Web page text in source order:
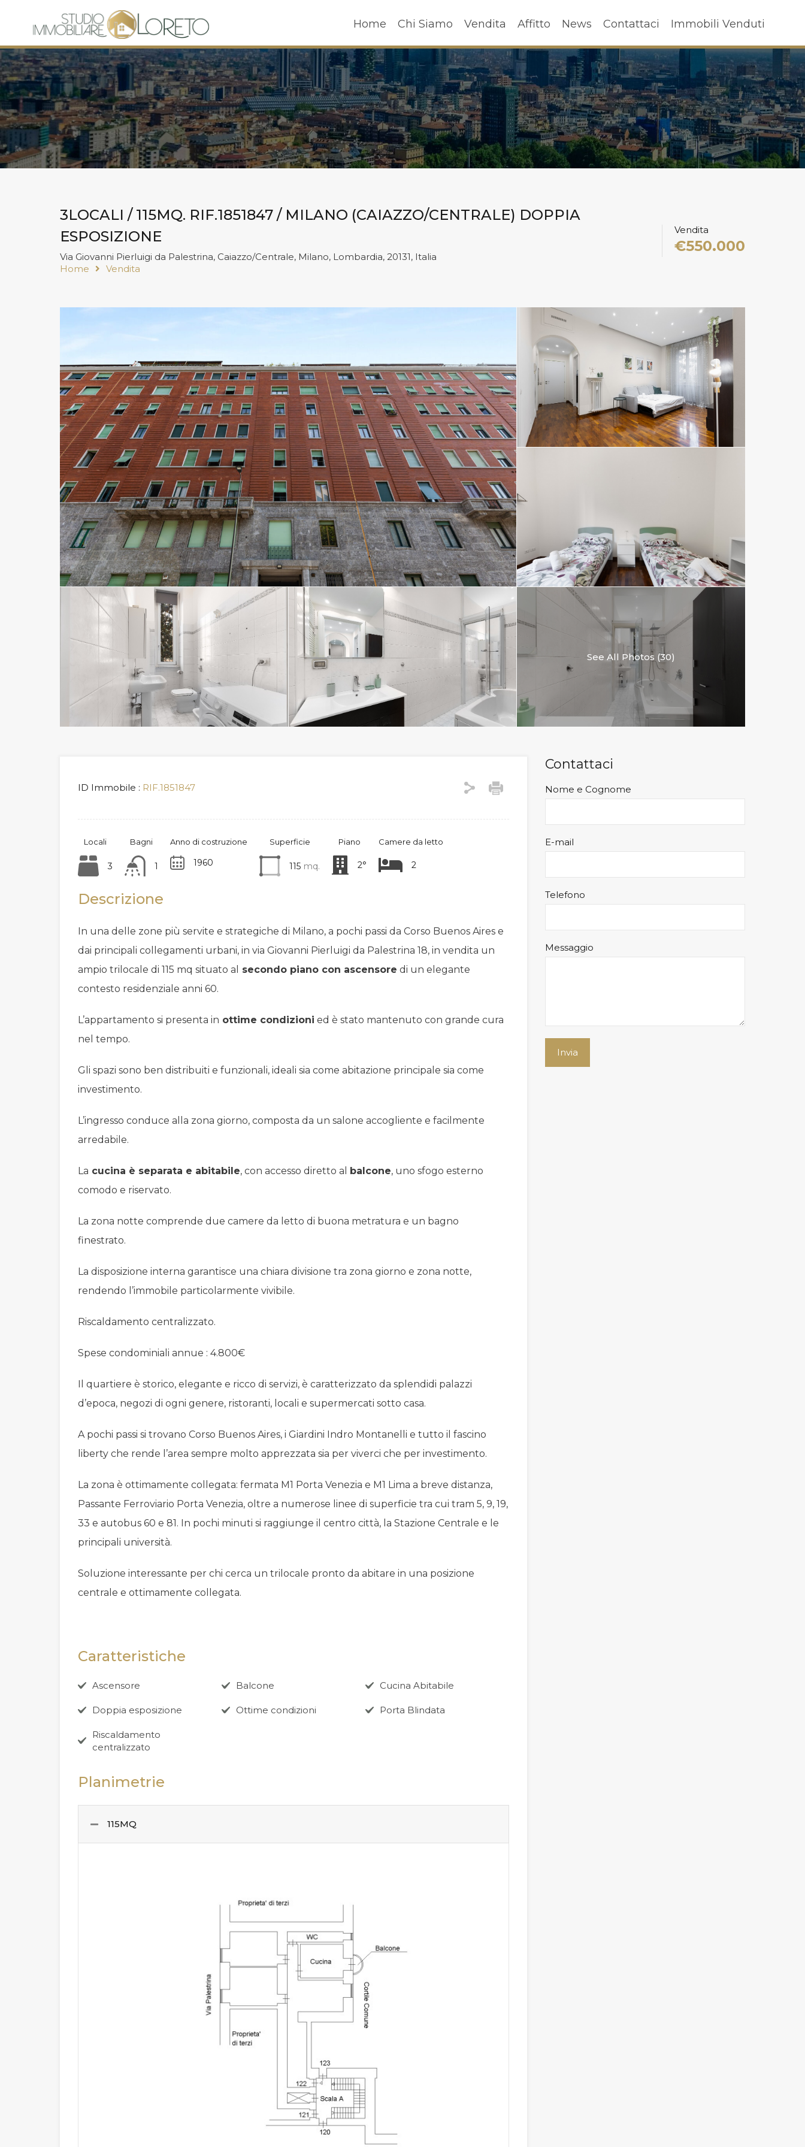
Home Chi Siamo Vendita Affitto News Contattaci Immobili Venduti
Home Chi Siamo Vendita Affitto News Contattaci Immobili Venduti
3LOCALI / 115MQ. RIF.1851847 / MILANO (CAIAZZO/CENTRALE) DOPPIA
ESPOSIZIONE
Via Giovanni Pierluigi da Palestrina, Caiazzo/Centrale, Milano, Lombardia, 20131, Italia
Home
Vendita
Vendita
€550.000
See All Photos (30)
ID Immobile : RIF.1851847
Locali
3
Bagni
1
Anno di costruzione
1960
Superficie
115 mq.
Piano
2°
Camere da letto
2
Descrizione
In una delle zone più servite e strategiche di Milano, a pochi passi da Corso Buenos Aires e
dai principali collegamenti urbani, in via Giovanni Pierluigi da Palestrina 18, in vendita un
ampio trilocale di 115 mq situato al
secondo piano con ascensore di un elegante
contesto residenziale anni 60.
L’appartamento si presenta in ottime condizioni ed è stato mantenuto con grande cura
nel tempo.
Gli spazi sono ben distribuiti e funzionali, ideali sia come abitazione principale sia come
investimento.
L’ingresso conduce alla zona giorno, composta da un salone accogliente e facilmente
arredabile.
La cucina è separata e abitabile, con accesso diretto al balcone, uno sfogo esterno
comodo e riservato.
La zona notte comprende due camere da letto di buona metratura e un bagno
finestrato.
La disposizione interna garantisce una chiara divisione tra zona giorno e zona notte,
rendendo l’immobile particolarmente vivibile.
Riscaldamento centralizzato.
Spese condominiali annue : 4.800€
Il quartiere è storico, elegante e ricco di servizi, è caratterizzato da splendidi palazzi
d’epoca, negozi di ogni genere, ristoranti, locali e supermercati sotto casa.
A pochi passi si trovano Corso Buenos Aires, i Giardini Indro Montanelli e tutto il fascino
liberty che rende l’area sempre molto apprezzata sia per viverci che per investimento.
La zona è ottimamente collegata: fermata M1 Porta Venezia e M1 Lima a breve distanza,
Passante Ferroviario Porta Venezia, oltre a numerose linee di superficie tra cui tram 5, 9, 19,
33 e autobus 60 e 81. In pochi minuti si raggiunge il centro città, la Stazione Centrale e le
principali università.
Soluzione interessante per chi cerca un trilocale pronto da abitare in una posizione
centrale e ottimamente collegata.
Caratteristiche
Ascensore Balcone Cucina Abitabile
Doppia esposizione Ottime condizioni Porta Blindata
Riscaldamento
centralizzato
Planimetrie
115MQ
Contattaci
Nome e Cognome
E-mail
Telefono
Messaggio